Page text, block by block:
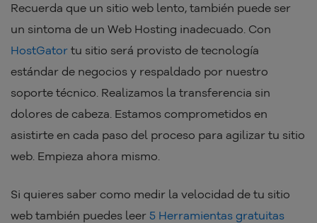
Recuerda que un sitio web lento, también puede ser
un sintoma de un Web Hosting inadecuado. Con
HostGator tu sitio será provisto de tecnología
estándar de negocios y respaldado por nuestro
soporte técnico. Realizamos la transferencia sin
dolores de cabeza. Estamos comprometidos en
asistirte en cada paso del proceso para agilizar tu sitio
web. Empieza ahora mismo.
Si quieres saber como medir la velocidad de tu sitio
web también puedes leer 5 Herramientas gratuitas